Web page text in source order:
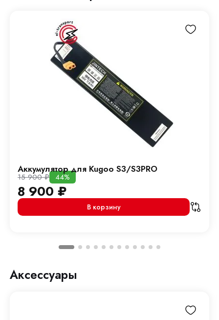
Аккумулятор для Kugoo S3/S3PRO
15 900₽ 44%
8 900 ₽
В корзину
Аксессуары